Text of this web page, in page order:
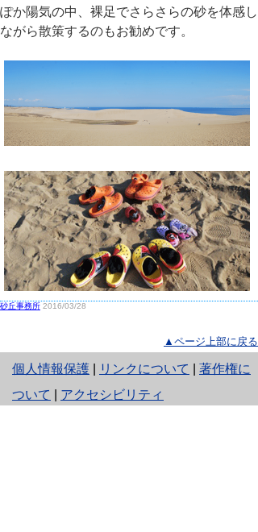
ぽか陽気の中、裸足でさらさらの砂を体感し
ながら散策するのもお勧めです。
砂丘事務所 2016/03/28
▲ページ上部に戻る
個人情報保護
と
り
リンクについて
著作権に
ついて
アクセシビリティ